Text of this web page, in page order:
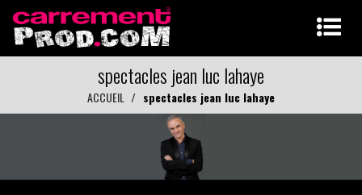
spectacles jean luc lahaye
ACCUEIL spectacles jean luc lahaye